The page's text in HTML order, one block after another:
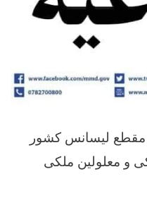
مقطع لیسانس کشور
و معلولین ملکی